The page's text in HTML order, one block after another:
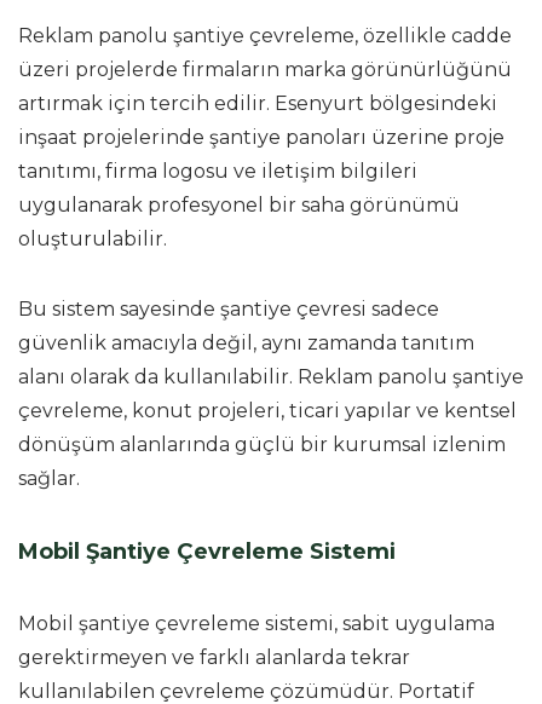
Reklam panolu şantiye çevreleme, özellikle cadde
üzeri projelerde firmaların marka görünürlüğünü
artırmak için tercih edilir. Esenyurt bölgesindeki
inşaat projelerinde şantiye panoları üzerine proje
tanıtımı, firma logosu ve iletişim bilgileri
uygulanarak profesyonel bir saha görünümü
oluşturulabilir.
Bu sistem sayesinde şantiye çevresi sadece
güvenlik amacıyla değil, aynı zamanda tanıtım
alanı olarak da kullanılabilir. Reklam panolu şantiye
çevreleme, konut projeleri, ticari yapılar ve kentsel
dönüşüm alanlarında güçlü bir kurumsal izlenim
sağlar.
Mobil Şantiye Çevreleme Sistemi
Mobil şantiye çevreleme sistemi, sabit uygulama
gerektirmeyen ve farklı alanlarda tekrar
kullanılabilen çevreleme çözümüdür. Portatif